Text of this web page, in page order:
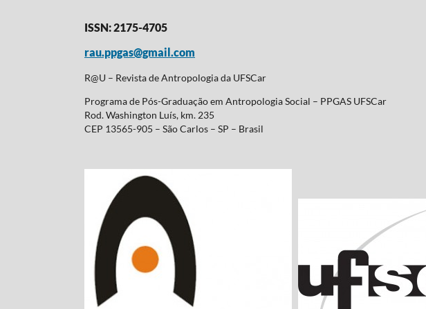
ISSN: 2175-4705
rau.ppgas@gmail.com
R@U – Revista de Antropologia da UFSCar
Programa de Pós-Graduação em Antropologia Social – PPGAS UFSCar
Rod. Washington Luís, km. 235
CEP 13565-905 – São Carlos – SP – Brasil